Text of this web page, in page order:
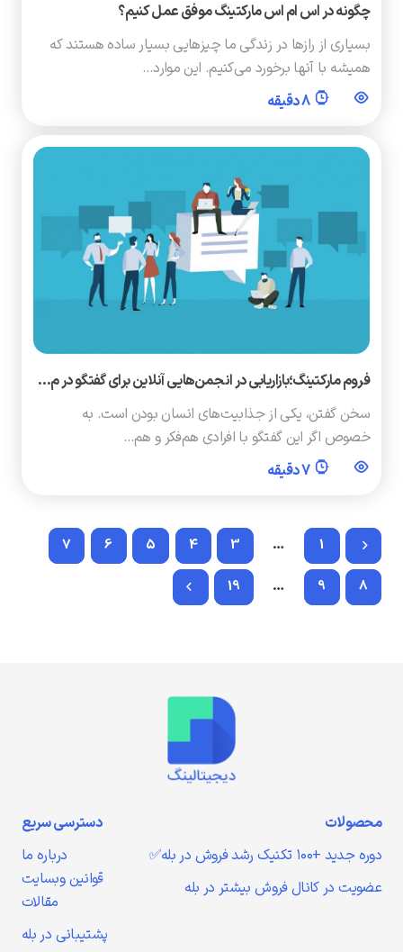
چگونه در اس ام اس مارکتینگ موفق عمل کنیم؟
بسیاری از رازها در زندگی ما چیزهایی بسیار ساده هستند که
همیشه با آنها برخورد می‌کنیم. این موارد…
8 دقیقه
فروم مارکتینگ؛بازاریابی در انجمن‌هایی آنلاین برای گفتگو در م…
سخن گفتن، یکی از جذابیت‌های انسان بودن است. به
خصوص اگر این گفتگو با افرادی هم‌فکر و هم…
7 دقیقه
1
…
3
4
5
6
7
8
9
…
19
محصولات
دوره جدید +۱۰۰ تکنیک رشد فروش در بله✅
عضویت در کانال فروش بیشتر در بله
دسترسی سریع
درباره ما
قوانین وبسایت
مقالات
پشتیبانی در بله